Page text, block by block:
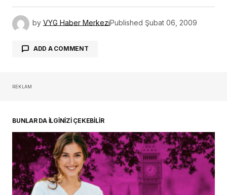
by VYG Haber MerkeziPublished Şubat 06, 2009
ADD A COMMENT
REKLAM
BUNLAR DA İLGİNİZİ ÇEKEBİLİR